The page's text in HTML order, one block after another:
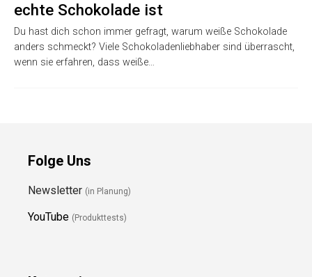
echte Schokolade ist
Du hast dich schon immer gefragt, warum weiße Schokolade
anders schmeckt? Viele Schokoladenliebhaber sind überrascht,
wenn sie erfahren, dass weiße…
Folge Uns
Newsletter (in Planung)
YouTube (Produkttests)